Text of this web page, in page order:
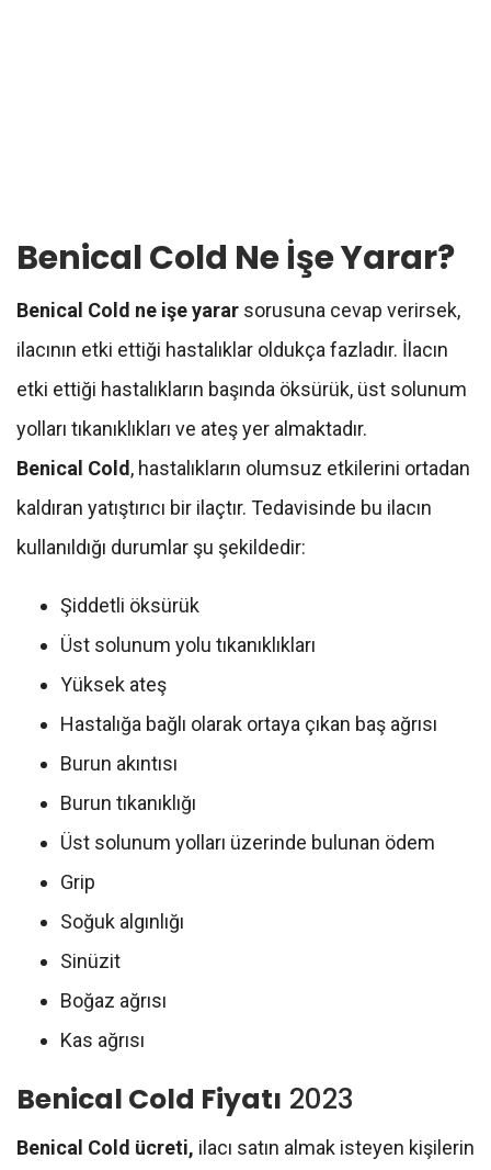
Benical Cold Ne İşe Yarar?
Benical Cold ne işe yarar sorusuna cevap verirsek,
ilacının etki ettiği hastalıklar oldukça fazladır. İlacın
etki ettiği hastalıkların başında öksürük, üst solunum
yolları tıkanıklıkları ve ateş yer almaktadır.
Benical Cold , hastalıkların olumsuz etkilerini ortadan
kaldıran yatıştırıcı bir ilaçtır. Tedavisinde bu ilacın
kullanıldığı durumlar şu şekildedir:
Şiddetli öksürük
Üst solunum yolu tıkanıklıkları
Yüksek ateş
Hastalığa bağlı olarak ortaya çıkan baş ağrısı
Burun akıntısı
Burun tıkanıklığı
Üst solunum yolları üzerinde bulunan ödem
Grip
Soğuk algınlığı
Sinüzit
Boğaz ağrısı
Kas ağrısı
Benical Cold Fiyatı 2023
Benical Cold ücreti, ilacı satın almak isteyen kişilerin